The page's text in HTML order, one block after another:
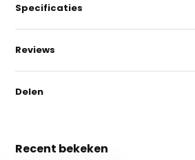
Specificaties
Reviews
Delen
Recent bekeken